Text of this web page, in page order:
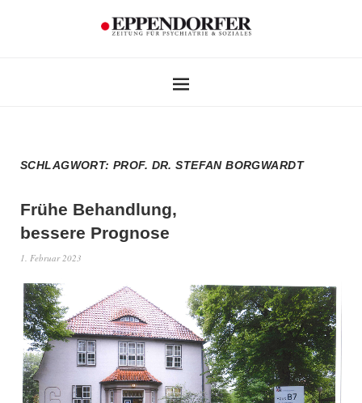
SCHLAGWORT:PROF. DR. STEFAN BORGWARDT
Frühe Behandlung,
bessere Prognose
1. Februar 2023